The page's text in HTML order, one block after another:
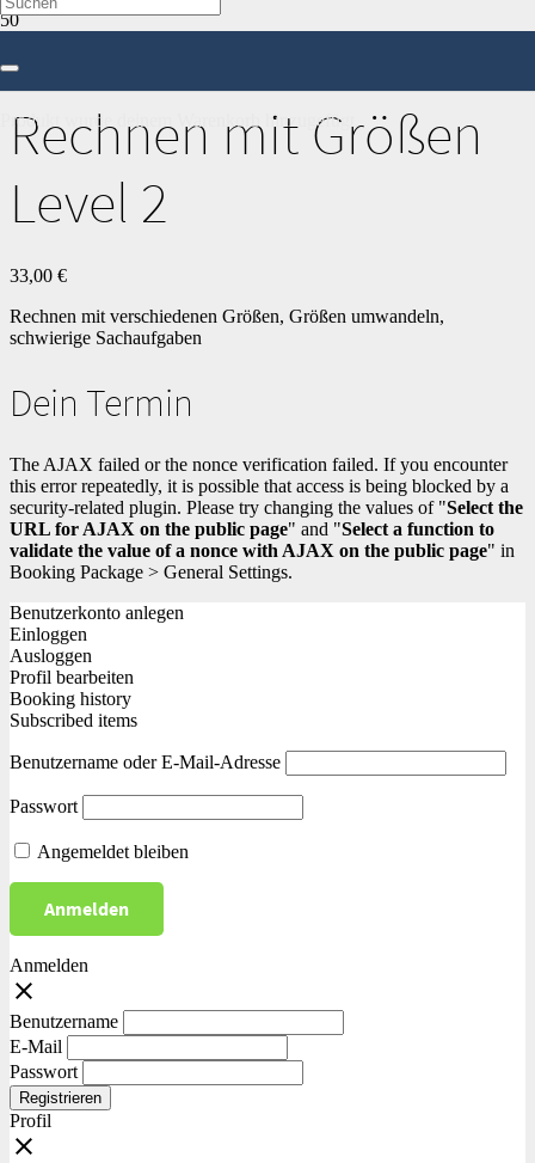
Produkt wurde deinem Warenkorb hinzugefügt.
Rechnen mit Größen
Level 2
33,00 €
Rechnen mit verschiedenen Größen, Größen umwandeln,
schwierige Sachaufgaben
Dein Termin
The AJAX failed or the nonce verification failed. If you encounter
this error repeatedly, it is possible that access is being blocked by a
security-related plugin. Please try changing the values of "Select the
URL for AJAX on the public page" and "Select a function to
validate the value of a nonce with AJAX on the public page" in
Booking Package > General Settings.
Benutzerkonto anlegen
Einloggen
Ausloggen
Profil bearbeiten
Booking history
Subscribed items
Benutzername oder E-Mail-Adresse
Passwort
Angemeldet bleiben
Anmelden
close
Benutzername
E-Mail
Passwort
Registrieren
Profil
close